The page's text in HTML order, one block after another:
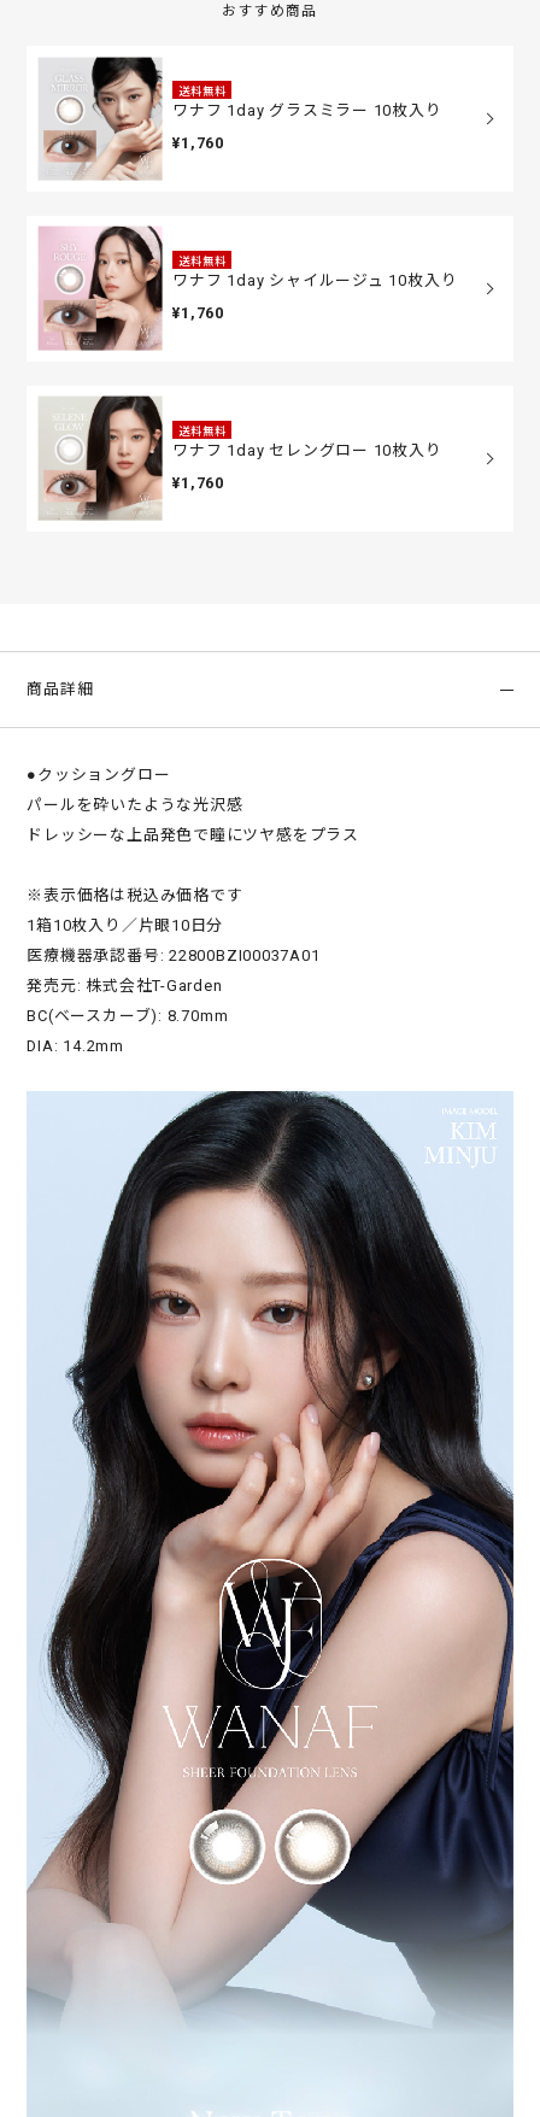
おすすめ商品
送料無料
ワナフ 1day グラスミラー 10枚入り
¥1,760
送料無料
ワナフ 1day シャイルージュ 10枚入り
¥1,760
送料無料
ワナフ 1day セレングロー 10枚入り
¥1,760
商品詳細
●クッショングロー
パールを砕いたような光沢感
ドレッシーな上品発色で瞳にツヤ感をプラス
※表示価格は税込み価格です
1箱10枚入り／片眼10日分
医療機器承認番号: 22800BZI00037A01
発売元: 株式会社T-Garden
BC(ベースカーブ): 8.70mm
DIA: 14.2mm